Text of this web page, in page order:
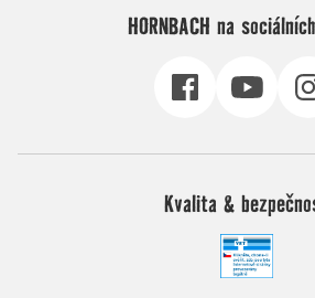
HORNBACH na
Kvalita &